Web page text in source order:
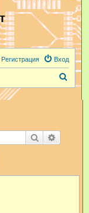
Вход
Регистрация
Поиск